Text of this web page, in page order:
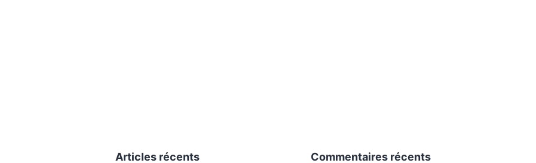
Articles récents Commentaires récents